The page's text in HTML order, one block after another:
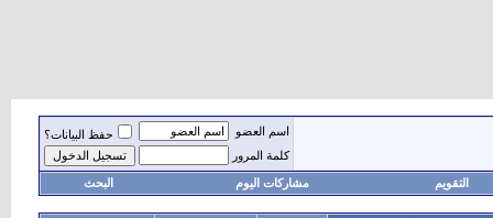
اسم العضو
حفظ البيانات؟
كلمة المرور
التقويم مشاركات اليوم البحث